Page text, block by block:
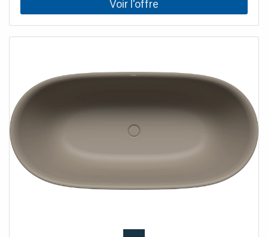
Avec débordement de conception Remarque d'installation